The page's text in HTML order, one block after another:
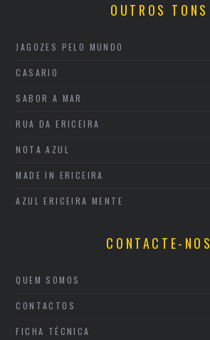
OUTROS TONS
JAGOZES PELO MUNDO
CASARIO
SABOR A MAR
RUA DA ERICEIRA
NOTA AZUL
MADE IN ERICEIRA
AZUL ERICEIRA MENTE
CONTACTE-NOS
QUEM SOMOS
CONTACTOS
FICHA TÉCNICA